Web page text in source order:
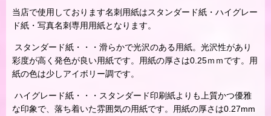
当店で使用しております名刺用紙はスタンダード紙・ハイグレー
ド紙・写真名刺専用用紙となります。
スタンダード紙・・・滑らかで光沢のある用紙。光沢性があり
彩度が高く発色が良い用紙です。用紙の厚さは0.25ｍｍです。用
紙の色は少しアイボリー調です。
ハイグレード紙・・・スタンダード印刷紙よりも上質かつ優雅
な印象で、落ち着いた雰囲気の用紙です。用紙の厚さは0.27mm